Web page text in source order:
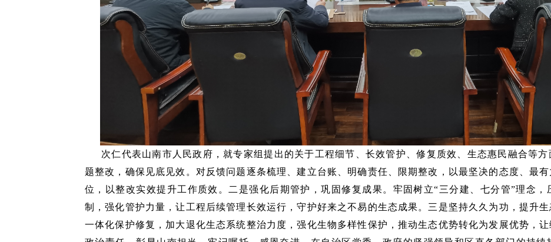
次仁代表山南市人民政府，就专家组提出的关于工程细节、长效管护、修复质效、生态惠民融合等
题整改，确保见底见效。对反馈问题逐条梳理、建立台账、明确责任、限期整改，以最坚决的态度、最
位，以整改实效提升工作质效。二是强化后期管护，巩固修复成果。牢固树立“三分建、七分管”理念
制，强化管护力量，让工程后续管理长效运行，守护好来之不易的生态成果。三是坚持久久为功，提升
一体化保护修复，加大退化生态系统整治力度，强化生物多样性保护，推动生态优势转化为发展优势，